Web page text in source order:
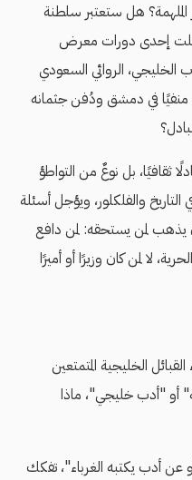
الملهمة؟ هل ستعتبر سلطنة
حملت إحدى دورات معرض
الخليجي، الروائي السعودي
في دمشق ودُفن جثمانه
ثقافيًا، بل نوعٌ من التواطؤ
والفلكلور، ويؤجل أسئلة
يذهب لمن يستحقه: لمن دافع
لا لمن كان وزيرًا أو أميرًا
الخليجية المتمتعين
أو "أدب خليجي"، ماذا
عن أدب يكتبه الغرباء"، تفكك